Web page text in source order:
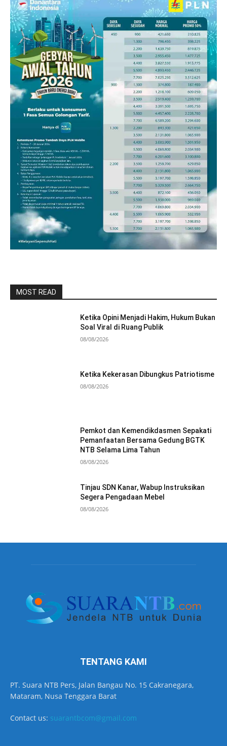
MOST READ
Ketika Opini Menjadi Hakim, Hukum Bukan
Soal Viral di Ruang Publik
08/08/2026
Ketika Kekerasan Dibungkus Patriotisme
08/08/2026
Pemkot dan Kemendikdasmen Sepakati
Pemanfaatan Bersama Gedung BGTK
NTB Selama Lima Tahun
08/08/2026
Tinjau SDN Kanar, Wabup Instruksikan
Segera Pengadaan Mebel
08/08/2026
TENTANG KAMI
PT. Suara NTB Pers, Jalan Bangau No. 15 Cakranegara,
Mataram, Nusa Tenggara Barat
Contact us: suarantbcom@gmail.com